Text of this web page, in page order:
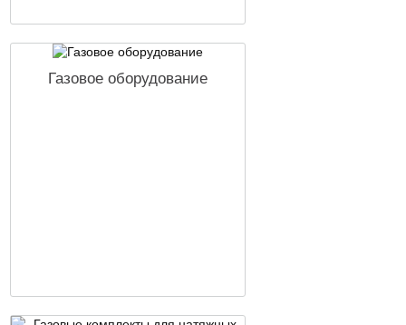
Газовое оборудование